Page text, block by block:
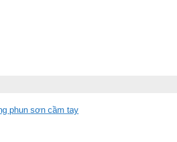
phun sơn cầm tay